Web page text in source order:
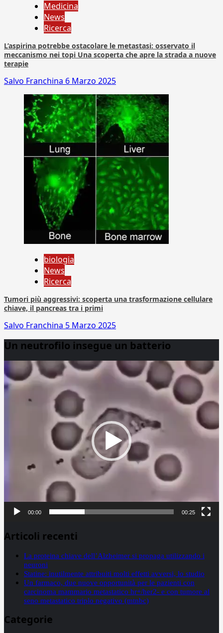
Medicina
News
Ricerca
L’aspirina potrebbe ostacolare le metastasi: osservato il
meccanismo nei topi Una scoperta che apre la strada a nuove
terapie
Salvo Franchina 6 Marzo 2025
biologia
News
Ricerca
Tumori più aggressivi: scoperta una trasformazione cellulare
chiave, il pancreas tra i primi
Salvo Franchina 5 Marzo 2025
Un neutrofilo insegue un batterio
Player
00:00 00:25
Articoli recenti
La proteina chiave dell’Alzheimer si propaga utilizzando i
neuroni
Statine: inutilmente attribuiti molti effetti avversi, lo studio
Un farmaco, due nuove opportunità per le pazienti con
carcinoma mammario metastatico hr+/her2- e con tumore al
seno metastatico triplo negativo (mtnbc)
Categorie